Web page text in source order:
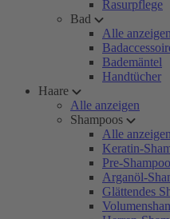
Rasurpflege
Bad
Alle anzeigen
Bademäntel
Handtücher
Haare
Alle anzeigen
Shampoos
Alle anzeigen
Keratin-
Pre-Shampoo
Arganöl-
Glättendes